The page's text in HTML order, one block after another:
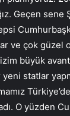
Geçen sene
ve çok güzel
büyük
yeni statlar
O yüzden